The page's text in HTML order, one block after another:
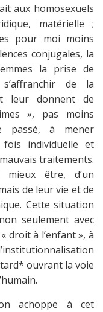
aux homosexuels
matérielle ;
pour moi moins
conjugales, la
la prise de
de la
leur donnent de
», pas moins
passé, à mener
individuelle et
traitements.
être, d’un
de leur vie et de
Cette situation
seulement avec
droit à l’enfant », à
ouvrant la voie
achoppe à cet